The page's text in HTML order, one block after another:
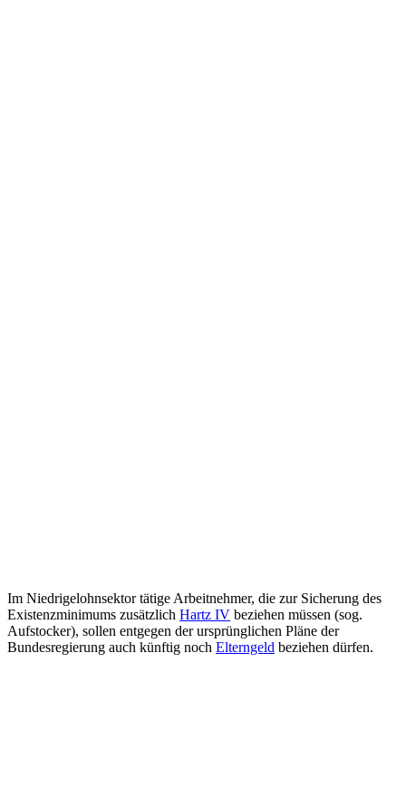
Im Niedrigelohnsektor tätige Arbeitnehmer, die zur Sicherung des
Existenzminimums zusätzlich Hartz IV beziehen müssen (sog.
Aufstocker), sollen entgegen der ursprünglichen Pläne der
Bundesregierung auch künftig noch Elterngeld beziehen dürfen.